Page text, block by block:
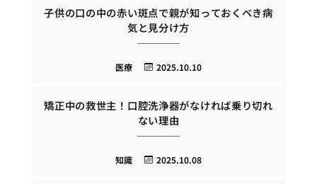
子供の口の中の赤い斑点で親が知っておくべき病
気と見分け方
2025.10.10
医療
矯正中の救世主！口腔洗浄器がなければ乗り切れ
ない理由
2025.10.08
知識